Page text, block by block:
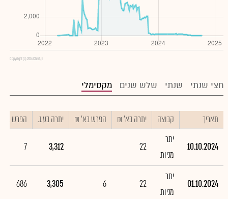
Copyright (c) 2016 Chart.js
חצי שנתי שנתי שלש שנים מקסימלי
תאריך קבוצה יתרה בא' ₪ הפרש בא' ₪ יתרה בע.נ. הפרש
10.10.2024
יתר
מניות
22
3,312
7
01.10.2024
יתר
מניות
22
6
3,305
686